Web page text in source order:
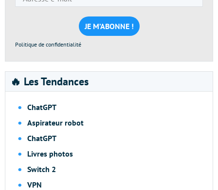
e-
mail
*
Politique de confidentialité
🔥 Les Tendances
ChatGPT
Aspirateur robot
ChatGPT
Livres photos
Switch 2
VPN